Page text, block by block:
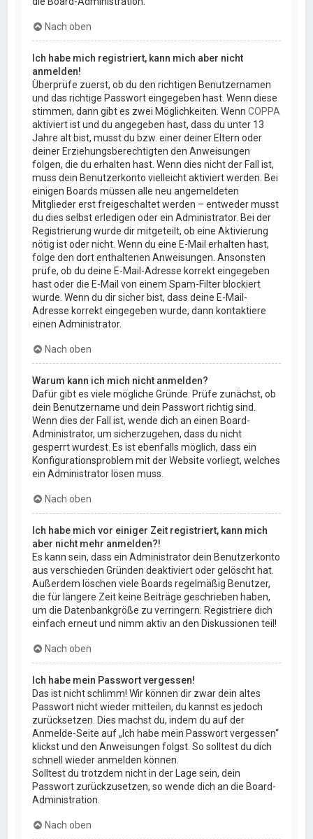
Nach oben
Ich habe mich registriert, kann mich aber nicht
anmelden!
Überprüfe zuerst, ob du den richtigen Benutzernamen
und das richtige Passwort eingegeben hast. Wenn diese
stimmen, dann gibt es zwei Möglichkeiten. WennCOPPA
aktiviert ist und du angegeben hast, dass du unter 13
Jahre alt bist, musst du bzw. einer deiner Eltern oder
deiner Erziehungsberechtigten den Anweisungen
folgen, die du erhalten hast. Wenn dies nicht der Fall ist,
muss dein Benutzerkonto vielleicht aktiviert werden. Bei
einigen Boards müssen alle neu angemeldeten
Mitglieder erst freigeschaltet werden – entweder musst
du dies selbst erledigen oder ein Administrator. Bei der
Registrierung wurde dir mitgeteilt, ob eine Aktivierung
nötig ist oder nicht. Wenn du eine E-Mail erhalten hast,
folge den dort enthaltenen Anweisungen. Ansonsten
prüfe, ob du deine E-Mail-Adresse korrekt eingegeben
hast oder die E-Mail von einem Spam-Filter blockiert
wurde. Wenn du dir sicher bist, dass deine E-Mail-
Adresse korrekt eingegeben wurde, dann kontaktiere
einen Administrator.
Nach oben
Warum kann ich mich nicht anmelden?
Dafür gibt es viele mögliche Gründe. Prüfe zunächst, ob
dein Benutzername und dein Passwort richtig sind.
Wenn dies der Fall ist, wende dich an einen Board-
Administrator, um sicherzugehen, dass du nicht
gesperrt wurdest. Es ist ebenfalls möglich, dass ein
Konfigurationsproblem mit der Website vorliegt, welches
ein Administrator lösen muss.
Nach oben
Ich habe mich vor einiger Zeit registriert, kann mich
aber nicht mehr anmelden?!
Es kann sein, dass ein Administrator dein Benutzerkonto
aus verschieden Gründen deaktiviert oder gelöscht hat.
Außerdem löschen viele Boards regelmäßig Benutzer,
die für längere Zeit keine Beiträge geschrieben haben,
um die Datenbankgröße zu verringern. Registriere dich
einfach erneut und nimm aktiv an den Diskussionen teil!
Nach oben
Ich habe mein Passwort vergessen!
Das ist nicht schlimm! Wir können dir zwar dein altes
Passwort nicht wieder mitteilen, du kannst es jedoch
zurücksetzen. Dies machst du, indem du auf der
Anmelde-Seite auf „Ich habe mein Passwort vergessen“
klickst und den Anweisungen folgst. So solltest du dich
schnell wieder anmelden können.
Solltest du trotzdem nicht in der Lage sein, dein
Passwort zurückzusetzen, so wende dich an die Board-
Administration.
Nach oben